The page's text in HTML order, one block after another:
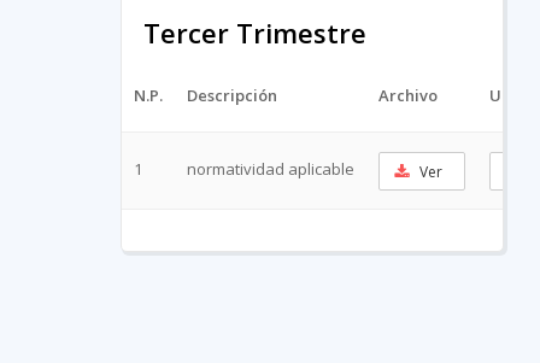
Tercer Trimestre
N.P. Descripción Archivo URL
1 normatividad aplicable Ver